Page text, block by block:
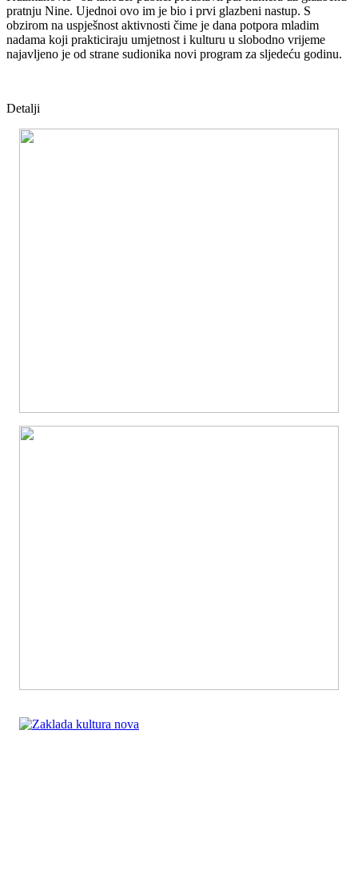
pratnju Nine. Ujednoi ovo im je bio i prvi glazbeni nastup. S
obzirom na uspješnost aktivnosti čime je dana potpora mladim
nadama koji prakticiraju umjetnost i kulturu u slobodno vrijeme
najavljeno je od strane sudionika novi program za sljedeću godinu.
Detalji